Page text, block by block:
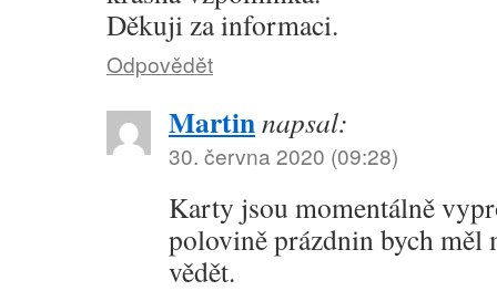
Děkuji za informaci.
Odpovědět
Martinnapsal:
30. června 2020 (09:28)
Karty jsou momentálně
polovině prázdnin bych měl
vědět.